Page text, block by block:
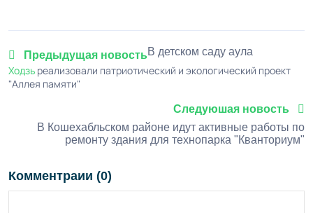
Предыдущая новостьВ детском саду аула
Ходзь реализовали патриотический и экологический проект
"Аллея памяти"
Следуюшая новость
В Кошехабльском районе идут активные работы по
ремонту здания для технопарка "Кванториум"
Комментраии (0)